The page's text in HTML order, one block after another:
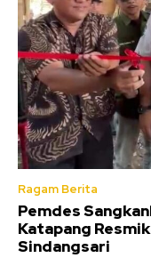
Ragam Berita
Pemdes
Katapang
Sindangsari